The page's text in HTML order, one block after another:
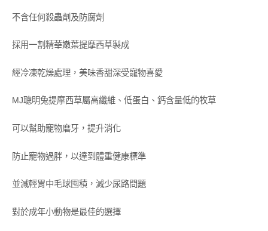
不含任何殺蟲劑及防腐劑
採用一割精華嫩葉提摩西草製成
經冷凍乾燥處理，美味香甜深受寵物喜愛
MJ聰明兔提摩西草屬高纖維、低蛋白、鈣含量低的牧草
可以幫助寵物磨牙，提升消化
防止寵物過胖，以達到體重健康標準
並減輕胃中毛球囤積，減少尿路問題
對於成年小動物是最佳的選擇